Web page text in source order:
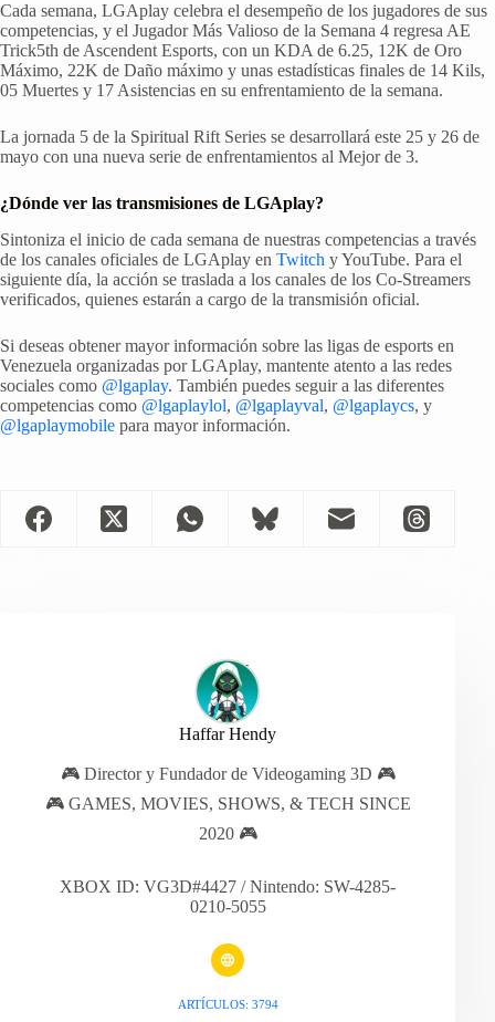
Cada semana, LGAplay celebra el desempeño de los jugadores de sus
competencias, y el Jugador Más Valioso de la Semana 4 regresa AE
Trick5th de Ascendent Esports, con un KDA de 6.25, 12K de Oro
Máximo, 22K de Daño máximo y unas estadísticas finales de 14 Kils,
05 Muertes y 17 Asistencias en su enfrentamiento de la semana.
La jornada 5 de la Spiritual Rift Series se desarrollará este 25 y 26 de
mayo con una nueva serie de enfrentamientos al Mejor de 3.
¿Dónde ver las transmisiones de LGAplay?
Sintoniza el inicio de cada semana de nuestras competencias a través
de los canales oficiales de LGAplay en Twitch y YouTube. Para el
siguiente día, la acción se traslada a los canales de los Co-Streamers
verificados, quienes estarán a cargo de la transmisión oficial.
Si deseas obtener mayor información sobre las ligas de esports en
Venezuela organizadas por LGAplay, mantente atento a las redes
sociales como @lgaplay. También puedes seguir a las diferentes
competencias como @lgaplaylol, @lgaplayval, @lgaplaycs, y
@lgaplaymobile para mayor información.
Haffar Hendy
🎮 Director y Fundador de Videogaming 3D 🎮
🎮 GAMES, MOVIES, SHOWS, & TECH SINCE
2020 🎮
XBOX ID: VG3D#4427 / Nintendo: SW-4285-
0210-5055
ARTÍCULOS: 3794